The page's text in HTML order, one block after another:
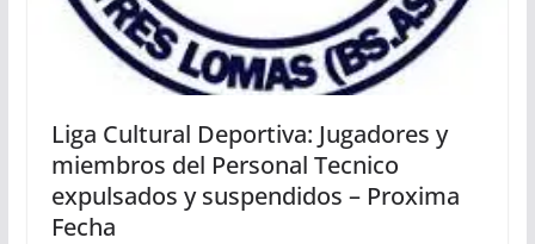
Liga Cultural Deportiva: Jugadores y
miembros del Personal Tecnico
expulsados y suspendidos – Proxima
Fecha